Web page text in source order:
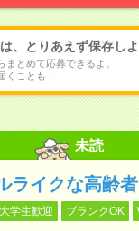
は、とりあえず保存し
とめて応募できるよ。
くことも！
未読
ライクな高齢
大学生歓迎 ブランクOK